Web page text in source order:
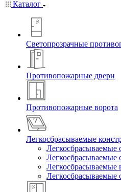
Каталог
Светопрозрачные
Противопожарные двери
Противопожарные ворота
Легкосбрасываемые
Легкосбрасываемые
Легкосбрасываемые
Легкосбрасываемые